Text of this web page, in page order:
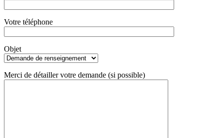
Votre téléphone
Objet
Merci de détailler votre demande (si possible)